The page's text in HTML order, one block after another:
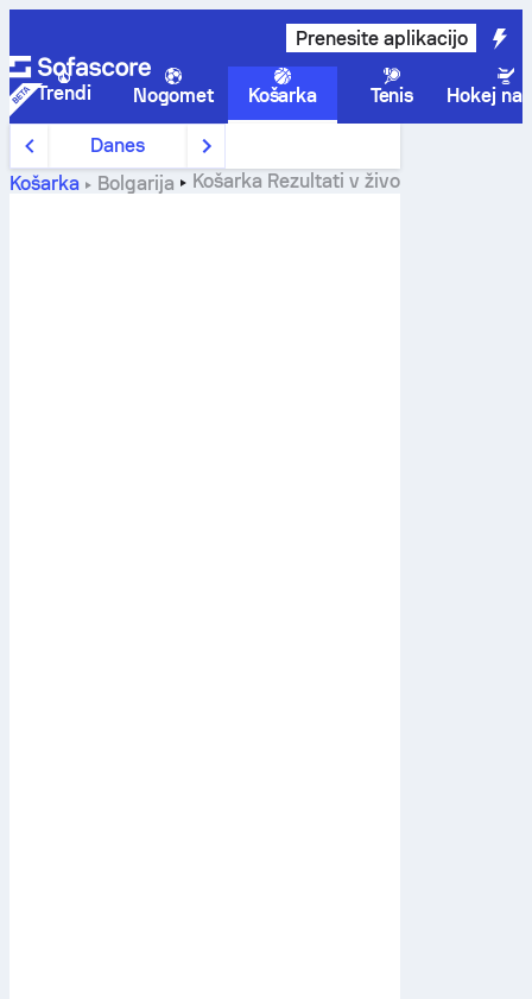
Prenesite aplikacijo
Trendi Nogomet Košarka Tenis Hokej na
Danes
Košarka
Bolgarija Košarka Rezultati v živo